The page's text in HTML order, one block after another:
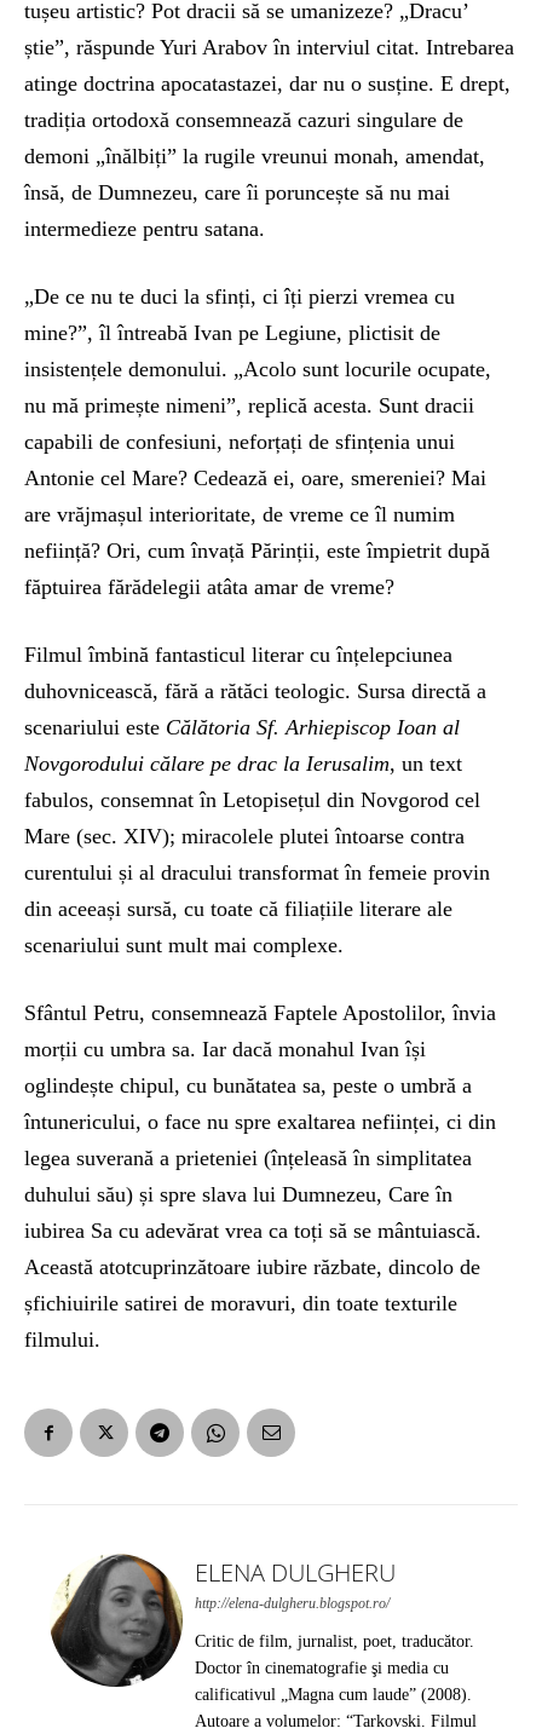
tușeu artistic? Pot dracii să se umanizeze? „Dracu’
știe”, răspunde Yuri Arabov în interviul citat. Intrebarea
atinge doctrina apocatastazei, dar nu o susține. E drept,
tradiția ortodoxă consemnează cazuri singulare de
demoni „înălbiți” la rugile vreunui monah, amendat,
însă, de Dumnezeu, care îi poruncește să nu mai
intermedieze pentru satana.
„De ce nu te duci la sfinți, ci îți pierzi vremea cu
mine?”, îl întreabă Ivan pe Legiune, plictisit de
insistențele demonului. „Acolo sunt locurile ocupate,
nu mă primește nimeni”, replică acesta. Sunt dracii
capabili de confesiuni, neforțați de sfințenia unui
Antonie cel Mare? Cedează ei, oare, smereniei? Mai
are vrăjmașul interioritate, de vreme ce îl numim
neființă? Ori, cum învață Părinții, este împietrit după
făptuirea fărădelegii atâta amar de vreme?
Filmul îmbină fantasticul literar cu înțelepciunea
duhovnicească, fără a rătăci teologic. Sursa directă a
scenariului este Călătoria Sf. Arhiepiscop Ioan al
Novgorodului călare pe drac la Ierusalim, un text
fabulos, consemnat în Letopisețul din Novgorod cel
Mare (sec. XIV); miracolele plutei întoarse contra
curentului și al dracului transformat în femeie provin
din aceeași sursă, cu toate că filiațiile literare ale
scenariului sunt mult mai complexe.
Sfântul Petru, consemnează Faptele Apostolilor, învia
morții cu umbra sa. Iar dacă monahul Ivan își
oglindește chipul, cu bunătatea sa, peste o umbră a
întunericului, o face nu spre exaltarea neființei, ci din
legea suverană a prieteniei (înțeleasă în simplitatea
duhului său) și spre slava lui Dumnezeu, Care în
iubirea Sa cu adevărat vrea ca toți să se mântuiască.
Această atotcuprinzătoare iubire răzbate, dincolo de
șfichiuirile satirei de moravuri, din toate texturile
filmului.
ELENA DULGHERU
http://elena-dulgheru.blogspot.ro/
Critic de film, jurnalist, poet, traducător.
Doctor în cinematografie şi media cu
calificativul „Magna cum laude” (2008).
Autoare a volumelor: “Tarkovski. Filmul